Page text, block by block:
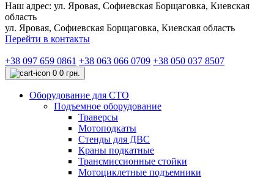
Наш адрес: ул. Яровая, Софиевская Борщаговка, Киевская
область
ул. Яровая, Софиевская Борщаговка, Киевская область
Перейти в контакты
+38 097 659 0861 +38 063 066 0709 +38 050 037 8507
0 0 грн.
Оборудование для СТО
Подъемное оборудование
Траверсы
Мотоподкаты
Стенды для ДВС
Краны подкатные
Трансмиссионные стойки
Мотоциклетные подъемники